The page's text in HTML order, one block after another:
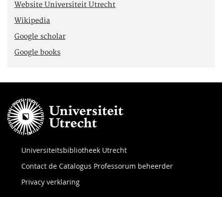
Website Universiteit Utrecht
Wikipedia
Google scholar
Google books
Universiteitsbibliotheek Utrecht
Contact de Catalogus Professorum beheerder
Privacy verklaring